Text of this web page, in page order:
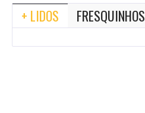
+ LIDOS FRESQUINHOS